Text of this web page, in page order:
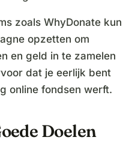
zoals WhyDonate kun
opzetten om
en geld in te zamelen
dat je eerlijk bent
online fondsen werft.
Doelen